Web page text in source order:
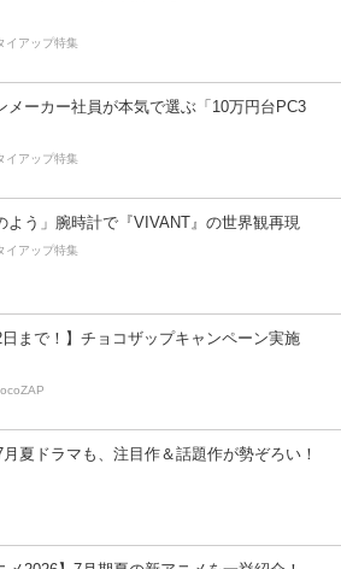
イアップ特集
メーカー社員が本気で選ぶ「10万円台PC3
イアップ特集
よう」腕時計で『VIVANT』の世界観再現
イアップ特集
日まで！】チョコザップキャンペーン実施
月夏ドラマも、注目作＆話題作が勢ぞろい！